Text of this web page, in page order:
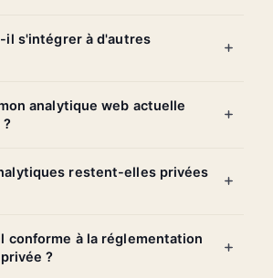
il s'intégrer à d'autres
analytique web actuelle
restent-elles privées
conforme à la réglementation
?